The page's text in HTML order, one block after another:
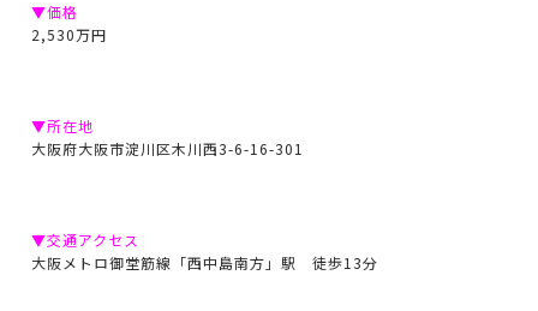
▼価格
2,530万円
▼所在地
大阪府大阪市淀川区木川西3-6-16-301
▼交通アクセス
大阪メトロ御堂筋線「西中島南方」駅 徒歩13分